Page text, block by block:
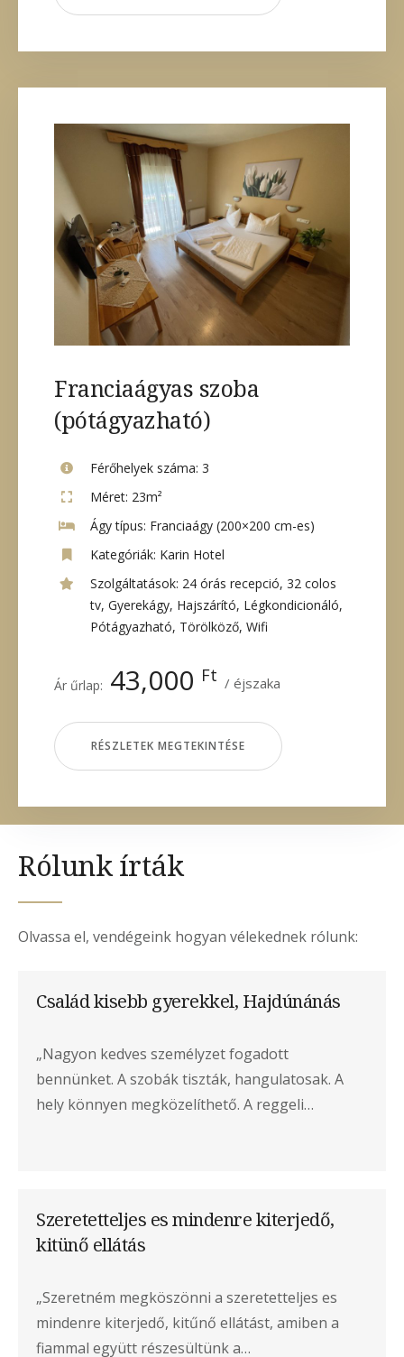
Franciaágyas szoba
(pótágyazható)
Férőhelyek száma: 3
Méret: 23m²
Ágy típus: Franciaágy (200×200 cm-es)
Kategóriák: Karin Hotel
Szolgáltatások: 24 órás recepció, 32 colos
tv, Gyerekágy, Hajszárító, Légkondicionáló,
Pótágyazható, Törölköző, Wifi
Ár űrlap: 43,000 Ft éjszaka
RÉSZLETEK MEGTEKINTÉSE
Rólunk írták
Olvassa el, vendégeink hogyan vélekednek rólunk:
Család kisebb gyerekkel, Hajdúnánás
„Nagyon kedves személyzet fogadott
bennünket. A szobák tiszták, hangulatosak. A
hely könnyen megközelíthető. A reggeli…
Szeretetteljes es mindenre kiterjedő,
kitünő ellátás
„Szeretném megköszönni a szeretetteljes es
mindenre kiterjedő, kitűnő ellátást, amiben a
fiammal együtt részesültünk a…